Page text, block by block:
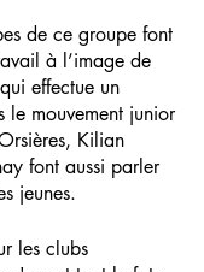
de ce groupe font
à l’image de
effectue un
le mouvement junior
Kilian
font aussi parler
jeunes.
les clubs